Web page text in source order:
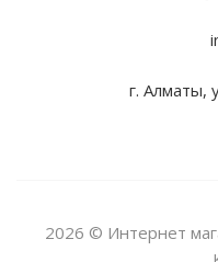
г. Алматы,
2026 © Интернет